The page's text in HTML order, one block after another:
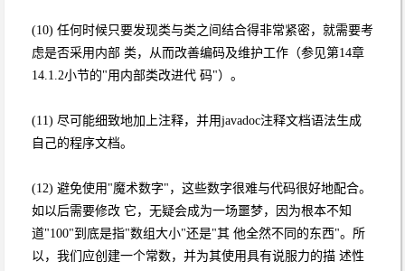
(10) 任何时候只要发现类与类之间结合得非常紧密，就需要考
虑是否采用内部 类，从而改善编码及维护工作（参见第14章
14.1.2小节的"用内部类改进代 码"）。
(11) 尽可能细致地加上注释，并用javadoc注释文档语法生成
自己的程序文档。
(12) 避免使用"魔术数字"，这些数字很难与代码很好地配合。
如以后需要修改 它，无疑会成为一场噩梦，因为根本不知
道"100"到底是指"数组大小"还是"其 他全然不同的东西"。所
以，我们应创建一个常数，并为其使用具有说服力的描 述性